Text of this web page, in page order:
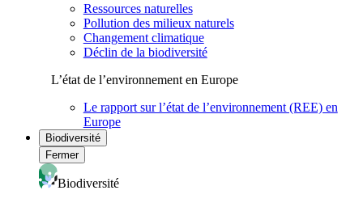
Ressources naturelles
Pollution des milieux naturels
Changement climatique
Déclin de la biodiversité
L’état de l’environnement en Europe
Le rapport sur l’état de l’environnement (REE) en
Europe
Biodiversité
Fermer
Biodiversité